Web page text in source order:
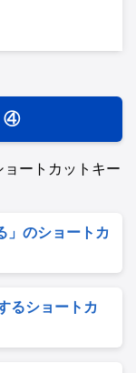
④
ートカットキー
」のショートカ
るショートカ